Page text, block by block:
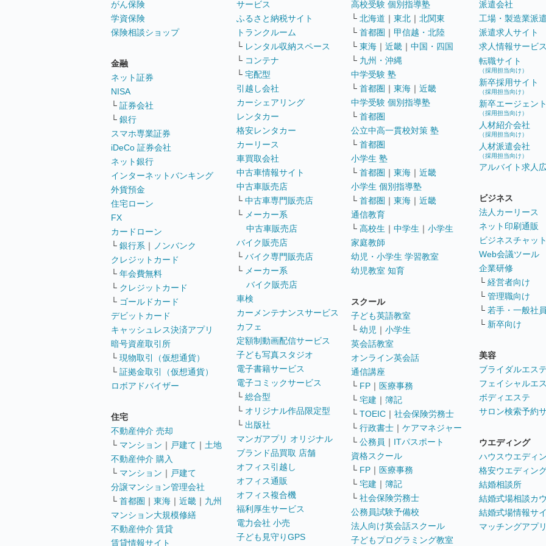
がん保険
学資保険
保険相談ショップ
金融
ネット証券
NISA
└ 証券会社
└ 銀行
スマホ専業証券
iDeCo 証券会社
ネット銀行
インターネットバンキング
外貨預金
住宅ローン
FX
カードローン
└ 銀行系 ｜
ノンバンク
クレジットカード
└ 年会費無料
└ クレジットカード
└ ゴールドカード
デビットカード
キャッシュレス決済アプリ
暗号資産取引所
└ 現物取引（仮想通貨）
└ 証拠金取引（仮想通貨）
ロボアドバイザー
住宅
不動産仲介 売却
└ マンション ｜ 戸建て ｜ 土地
不動産仲介 購入
└ マンション ｜ 戸建て
分譲マンション管理会社
└ 首都圏 ｜ 東海 ｜ 近畿 ｜ 九州
マンション大規模修繕
不動産仲介 賃貸
賃貸情報サイト
サービス
ふるさと納税サイト
トランクルーム
└ レンタル収納スペース
└ コンテナ
└ 宅配型
引越し会社
カーシェアリング
レンタカー
格安レンタカー
カーリース
車買取会社
中古車情報サイト
中古車販売店
└ 中古車専門販売店
└ メーカー系
中古車販売店
バイク販売店
└ バイク専門販売店
└ メーカー系
バイク販売店
車検
カーメンテナンスサービス
カフェ
定額制動画配信サービス
子ども写真スタジオ
電子書籍サービス
電子コミックサービス
└ 総合型
└ オリジナル作品限定型
└ 出版社
マンガアプリ オリジナル
ブランド品買取 店舗
オフィス引越し
オフィス通販
オフィス複合機
福利厚生サービス
電力会社 小売
子ども見守りGPS
高校受験 個別指導塾
└ 北海道 ｜ 東北 ｜ 北関東
└ 首都圏 ｜ 甲信越・北陸
└ 東海 ｜ 近畿 ｜ 中国・四国
└ 九州・沖縄
中学受験 塾
└ 首都圏 ｜ 東海 ｜ 近畿
中学受験 個別指導塾
└ 首都圏
公立中高一貫校対策 塾
└ 首都圏
小学生 塾
└ 首都圏 ｜ 東海 ｜ 近畿
小学生 個別指導塾
└ 首都圏 ｜ 東海 ｜ 近畿
通信教育
└ 高校生 ｜ 中学生 ｜ 小学生
家庭教師
幼児・小学生 学習教室
幼児教室 知育
スクール
子ども英語教室
└ 幼児 ｜ 小学生
英会話教室
オンライン英会話
通信講座
└ FP ｜ 医療事務
└ 宅建 ｜ 簿記
└ TOEIC ｜ 社会保険労務士
└ 行政書士 ｜ ケアマネジャー
└ 公務員 ｜ ITパスポート
資格スクール
└ FP ｜ 医療事務
└ 宅建 ｜ 簿記
└ 社会保険労務士
公務員試験予備校
法人向け英会話スクール
子どもプログラミング教室
派遣会社
工場・製造業派
派遣求人サイト
求人情報サービ
転職サイト
（採用担当向け）
新卒採用サイト
（採用担当向け）
新卒エージェン
（採用担当向け）
人材紹介会社
（採用担当向け）
人材派遣会社
（採用担当向け）
アルバイト求人
ビジネス
法人カーリース
ネット印刷通販
ビジネスチャッ
Web会議ツール
企業研修
└ 経営者向け
└ 管理職向け
└ 若手・一般社
└ 新卒向け
美容
ブライダルエス
フェイシャルエ
ボディエステ
サロン検索予約
ウエディング
ハウスウエディ
格安ウエディン
結婚相談所
結婚式場相談カ
結婚式場情報サ
マッチングアプ